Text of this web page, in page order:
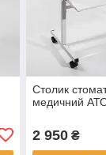
Столик
медичний
2 950₴